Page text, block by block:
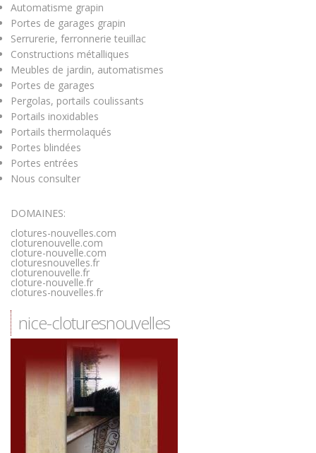
Automatisme grapin
Portes de garages grapin
Serrurerie, ferronnerie teuillac
Constructions métalliques
Meubles de jardin, automatismes
Portes de garages
Pergolas, portails coulissants
Portails inoxidables
Portails thermolaqués
Portes blindées
Portes entrées
Nous consulter
DOMAINES:
clotures-nouvelles.com
cloturenouvelle.com
cloture-nouvelle.com
cloturesnouvelles.fr
cloturenouvelle.fr
cloture-nouvelle.fr
clotures-nouvelles.fr
nice-cloturesnouvelles